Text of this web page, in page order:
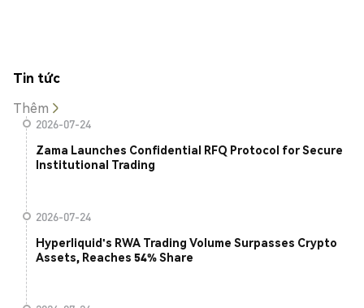
Tin tức
Thêm
2026-07-24
Zama Launches Confidential RFQ Protocol for Secure
Institutional Trading
2026-07-24
Hyperliquid's RWA Trading Volume Surpasses Crypto
Assets, Reaches 54% Share